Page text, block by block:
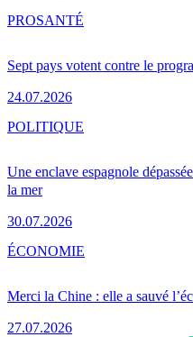
Sept pays votent contre le
24.07.2026
PROSANTÉ
Une enclave espagnole
la mer
30.07.2026
POLITIQUE
Merci la Chine : elle a sauvé
27.07.2026
ÉCONOMIE